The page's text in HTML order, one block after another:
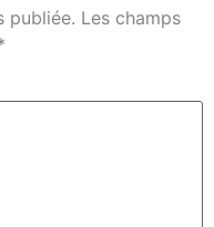
publiée. Les champs